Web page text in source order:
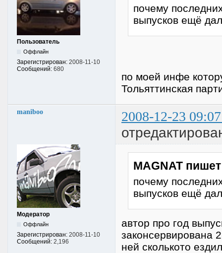
Пользователь
Оффлайн
Зарегистрирован: 2008-11-10
Сообщений: 680
почему
выпусков ещё
по моей инфе
Тольяттинская
maniboo 2008-12-23
Модератор
Оффлайн
Зарегистрирован: 2008-11-10
Сообщений: 2,196
MAGNAT
почему
выпусков ещё
автор про год
законсервирована
ней сколькото